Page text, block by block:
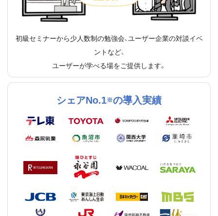
初級セミナーから少人数制の勉強会、ユーザー企業の対談イベ
ントなど、
ユーザーが学べる場をご提供します。
シェアNo.1※の導入実績